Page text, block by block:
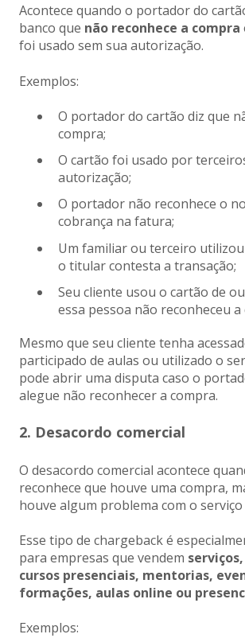
Acontece quando o portador do
banco que não reconhece a compra
foi usado sem sua autorização.
Exemplos:
O portador do cartão diz que
compra;
O cartão foi usado por
autorização;
O portador não reconhece o
cobrança na fatura;
Um familiar ou terceiro
o titular contesta a transação;
Seu cliente usou o cartão de
essa pessoa não reconheceu a
Mesmo que seu cliente tenha
participado de aulas ou utilizado o
pode abrir uma disputa caso o
alegue não reconhecer a compra.
2. Desacordo comercial
O desacordo comercial acontece
reconhece que houve uma compra,
houve algum problema com o
Esse tipo de chargeback é
para empresas que vendem
cursos presenciais, mentorias,
formações, aulas online ou
Exemplos: